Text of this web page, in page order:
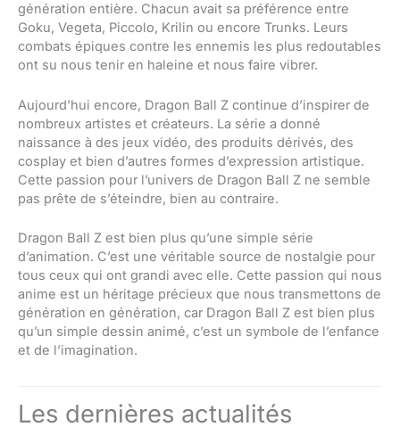
génération entière. Chacun avait sa préférence entre
Goku, Vegeta, Piccolo, Krilin ou encore Trunks. Leurs
combats épiques contre les ennemis les plus redoutables
ont su nous tenir en haleine et nous faire vibrer.
Aujourd’hui encore, Dragon Ball Z continue d’inspirer de
nombreux artistes et créateurs. La série a donné
naissance à des jeux vidéo, des produits dérivés, des
cosplay et bien d’autres formes d’expression artistique.
Cette passion pour l’univers de Dragon Ball Z ne semble
pas prête de s’éteindre, bien au contraire.
Dragon Ball Z est bien plus qu’une simple série
d’animation. C’est une véritable source de nostalgie pour
tous ceux qui ont grandi avec elle. Cette passion qui nous
anime est un héritage précieux que nous transmettons de
génération en génération, car Dragon Ball Z est bien plus
qu’un simple dessin animé, c’est un symbole de l’enfance
et de l’imagination.
Les dernières actualités